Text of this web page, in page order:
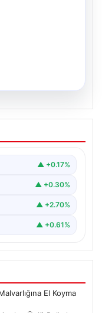
Yaşam
ikamet▲ +0.17%
▲ +0.30%
▲ +2.70%
▲ +0.61%
El Koyma